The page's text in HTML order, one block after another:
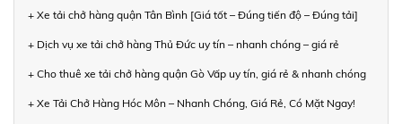
+ Xe tải chở hàng quận Tân Bình [Giá tốt – Đúng tiến độ – Đúng tải]
+ Dịch vụ xe tải chở hàng Thủ Đức uy tín – nhanh chóng – giá rẻ
+ Cho thuê xe tải chở hàng quận Gò Vấp uy tín, giá rẻ & nhanh chóng
+ Xe Tải Chở Hàng Hóc Môn – Nhanh Chóng, Giá Rẻ, Có Mặt Ngay!